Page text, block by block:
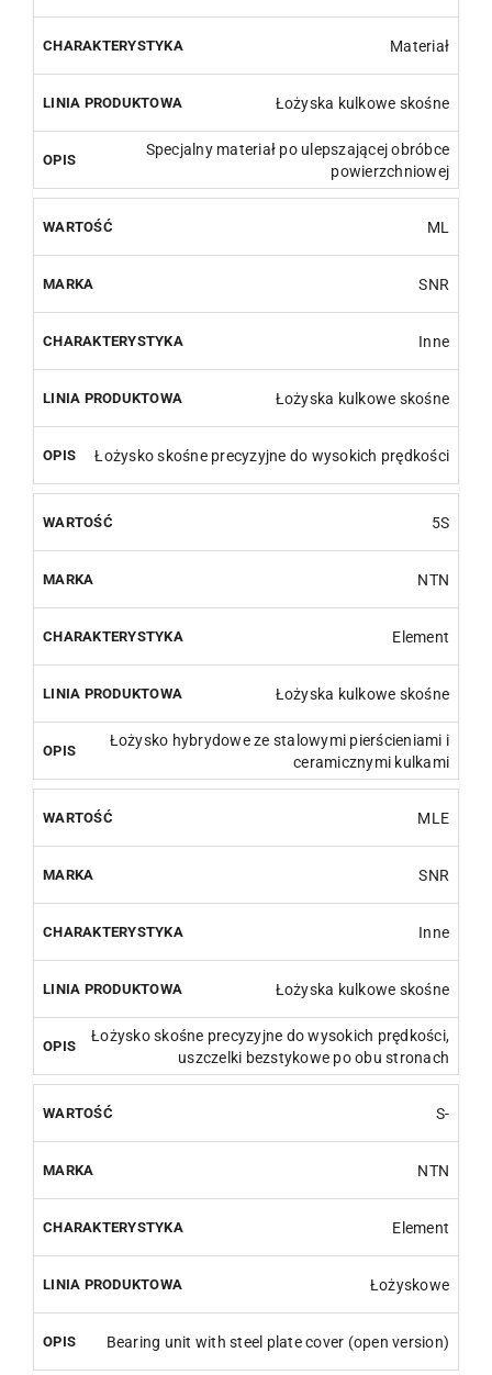
Materiał
Łożyska kulkowe skośne
Specjalny materiał po ulepszającej obróbce
powierzchniowej
ML
SNR
Inne
Łożyska kulkowe skośne
Łożysko skośne precyzyjne do wysokich prędkości
5S
NTN
Element
Łożyska kulkowe skośne
Łożysko hybrydowe ze stalowymi pierścieniami i
ceramicznymi kulkami
MLE
SNR
Inne
Łożyska kulkowe skośne
Łożysko skośne precyzyjne do wysokich prędkości,
uszczelki bezstykowe po obu stronach
S-
NTN
Element
Łożyskowe
Bearing unit with steel plate cover (open version)